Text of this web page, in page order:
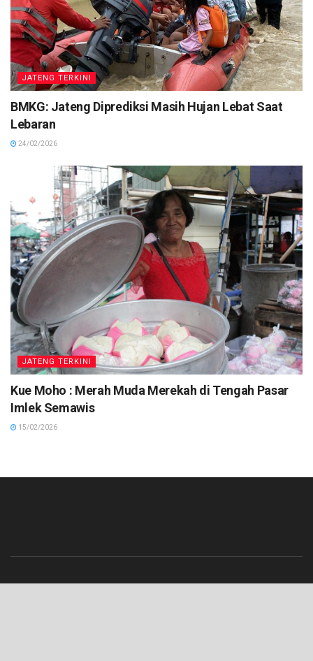
JATENG TERKINI
BMKG: Jateng Diprediksi Masih Hujan Lebat Saat
Lebaran
24/02/2026
JATENG TERKINI
Kue Moho : Merah Muda Merekah di Tengah Pasar
Imlek Semawis
15/02/2026